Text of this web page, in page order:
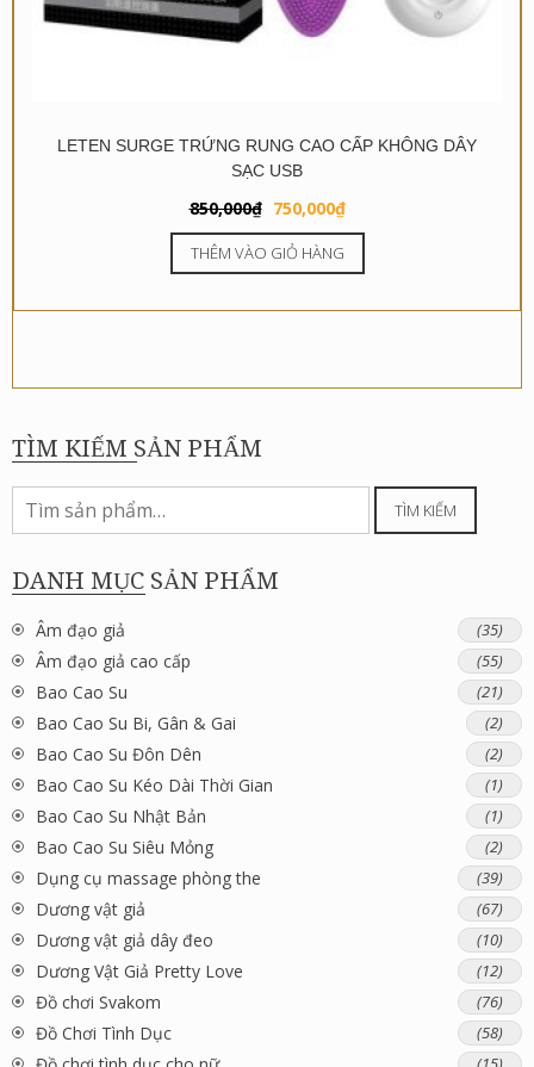
LETEN SURGE TRỨNG RUNG CAO CẤP KHÔNG DÂY
SẠC USB
850,000₫ Giá
gốc
là:
850,000₫.
750,000₫Giá
hiện
là:
750,000₫.
THÊM VÀO GIỎ HÀNG
TÌM KIẾM SẢN PHẨM
Tìm
kiếm:
TÌM KIẾM
DANH MỤC SẢN PHẨM
Âm đạo giả (35)
Âm đạo giả cao cấp (55)
Bao Cao Su (21)
Bao Cao Su Bi, Gân & Gai (2)
Bao Cao Su Đôn Dên (2)
Bao Cao Su Kéo Dài Thời Gian (1)
Bao Cao Su Nhật Bản (1)
Bao Cao Su Siêu Mỏng (2)
Dụng cụ massage phòng the (39)
Dương vật giả (67)
Dương vật giả dây đeo (10)
Dương Vật Giả Pretty Love (12)
Đồ chơi Svakom (76)
Đồ Chơi Tình Dục (58)